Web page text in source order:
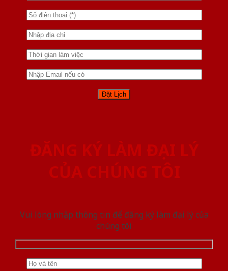
ĐĂNG KÝ LÀM ĐẠI LÝ
CỦA CHÚNG TÔI
Vui lòng nhập thông tin để đăng ký làm đại lý của
chúng tôi